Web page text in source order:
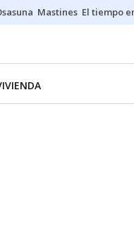
Mastines El tiempo